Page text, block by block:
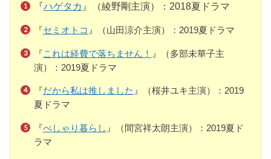
『ハゲタカ 』（綾野剛主演）：2018夏ドラマ
『セミオトコ 』（山田涼介主演）：2019夏ドラマ
『これは経費で落ちません！ 』（多部未華子主
演）：2019夏ドラマ
『だから私は推しました 』（桜井ユキ主演）：2019
夏ドラマ
『べしゃり暮らし 』（間宮祥太朗主演）：2019夏ド
ラマ